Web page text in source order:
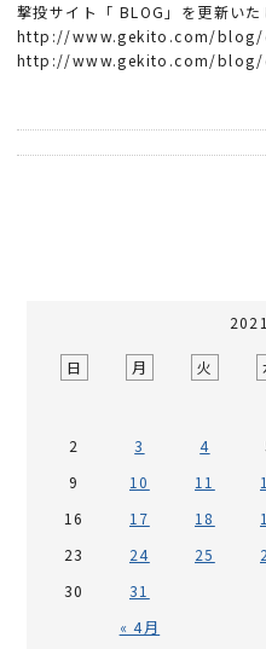
撃投サイト「 BLOG」を更新いた
http://www.gekito.com/blog/
http://www.gekito.com/blog/
日 月 火
« 4月
2
3 4
9
10 11
16
17 18
23
24 25
30
31